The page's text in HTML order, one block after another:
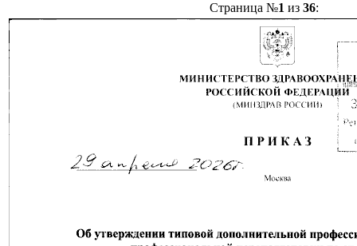
Страница №1 из 36: